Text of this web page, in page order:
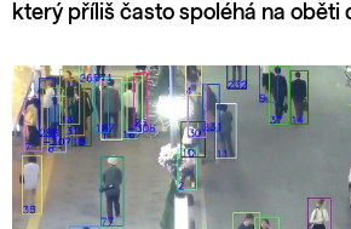
který příliš často spoléhá na oběti